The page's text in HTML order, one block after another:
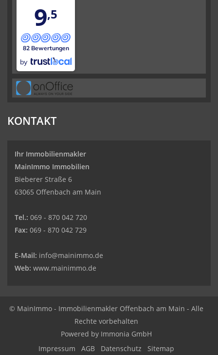
9,5
82 Bewertungen
by
KONTAKT
Ihr Immobilienmakler
MainImmo Immobilien
Bieberer Straße 6
63065 Offenbach am Main
Tel.: 069 - 870 042 720
Fax: 069 - 870 042 729
E-Mail: info@mainimmo.de
Web: www.mainimmo.de
© MainImmo - Immobilienmakler Offenbach am Main - Alle
Rechte vorbehalten
Powered by Immonia GmbH
Impressum
AGB Datenschutz Sitemap